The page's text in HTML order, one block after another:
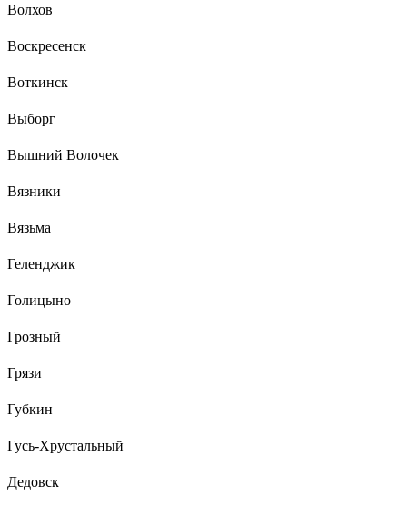
Волхов
Воскресенск
Воткинск
Выборг
Вышний Волочек
Вязники
Вязьма
Геленджик
Голицыно
Грозный
Грязи
Губкин
Гусь-Хрустальный
Дедовск